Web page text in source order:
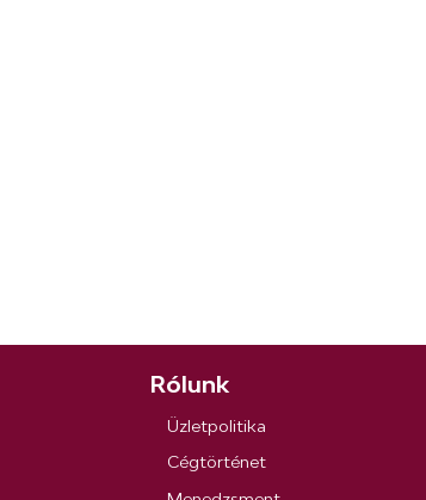
Rólunk
Üzletpolitika
Cégtörténet